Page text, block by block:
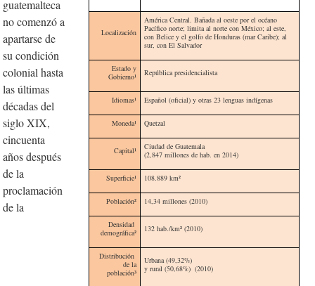
Localización
América Central. Bañada al oeste por el océano
Pacífico norte; limita al norte con México; al este,
con Belice y el golfo de Honduras (mar Caribe); al
sur, con El Salvador
Estado y
Gobierno¹
República presidencialista
Idiomas¹ Español (oficial) y otras 23 lenguas indígenas
Moneda¹ Quetzal
Capital¹
Ciudad de Guatemala
(2,847 millones de hab. en 2014)
Superficie¹ 108.889 km²
Población² 14,34 millones (2010)
Densidad
demográfica²
132 hab./km² (2010)
Distribución
de la
población³
Urbana (49,32%)
yrural (50,68%) (2010)
guatemalteca
no comenzó a
apartarse de
su condición
colonial hasta
las últimas
décadas del
siglo XIX,
cincuenta
años después
de la
proclamación
de la